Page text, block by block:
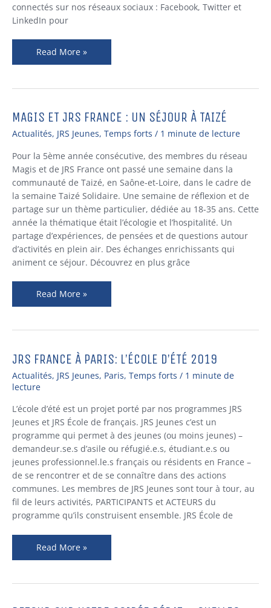
connectés sur nos réseaux sociaux : Facebook, Twitter et
LinkedIn pour
Read More »
MAGIS ET JRS FRANCE : UN SÉJOUR À TAIZÉ
Actualités, JRS Jeunes, Temps forts / 1 minute de lecture
Pour la 5ème année consécutive, des membres du réseau
Magis et de JRS France ont passé une semaine dans la
communauté de Taizé, en Saône-et-Loire, dans le cadre de
la semaine Taizé Solidaire. Une semaine de réflexion et de
partage sur un thème particulier, dédiée au 18-35 ans. Cette
année la thématique était l’écologie et l’hospitalité. Un
partage d’expériences, de pensées et de questions autour
d’activités en plein air. Des échanges enrichissants qui
animent ce séjour. Découvrez en plus grâce
MAGIS
ET
FRANCE
UN
SÉJOUR
À
TAIZÉ
Read More »
JRS FRANCE À PARIS: L’ÉCOLE D’ÉTÉ 2019
Actualités, JRS Jeunes, Paris, Temps forts / 1 minute de
lecture
L’école d’été est un projet porté par nos programmes JRS
Jeunes et JRS École de français. JRS Jeunes c’est un
programme qui permet à des jeunes (ou moins jeunes) –
demandeur.se.s d’asile ou réfugié.e.s, étudiant.e.s ou
jeunes professionnel.le.s français ou résidents en France –
de se rencontrer et de se connaître dans des actions
communes. Les membres de JRS Jeunes sont tour à tour, au
fil de leurs activités, PARTICIPANTS et ACTEURS du
programme qu’ils construisent ensemble. JRS École de
JRS
FRANCE
À
L’ÉCOLE
D’ÉTÉ
2019
Read More »